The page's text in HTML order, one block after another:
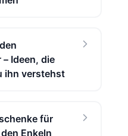
Ideen, die
ihn verstehst
für
Enkeln